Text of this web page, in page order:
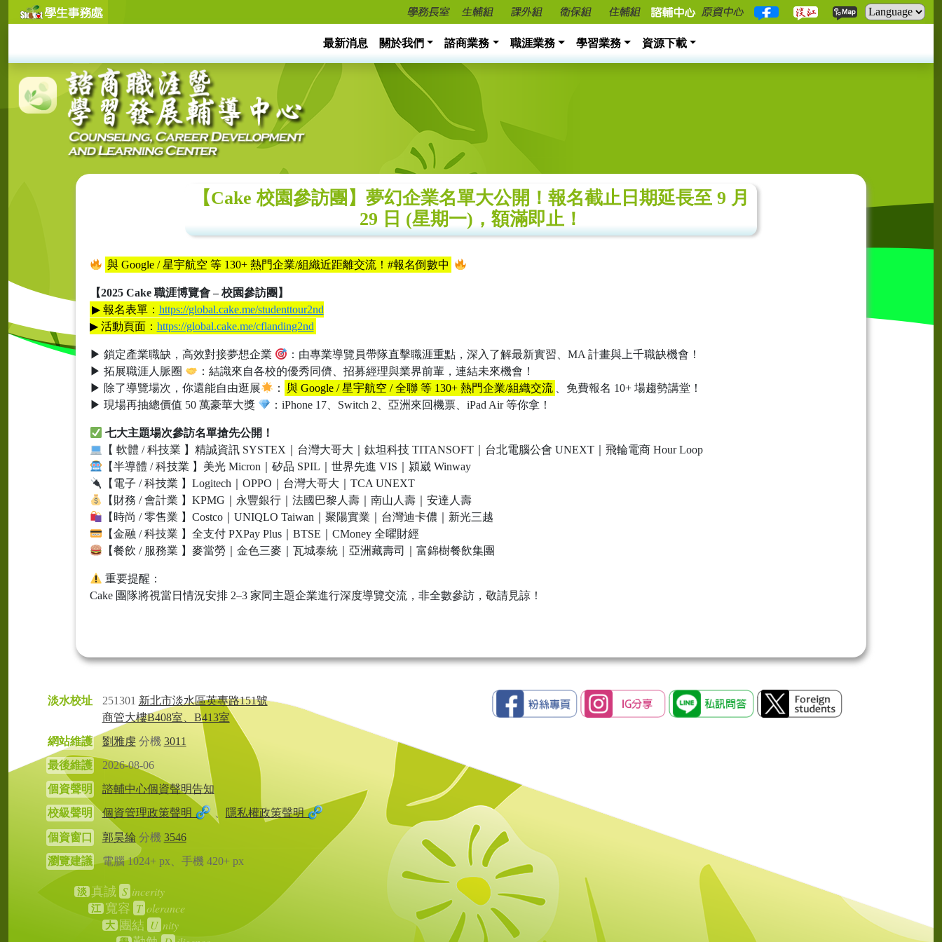
最新消息 關於我們 諮商業務 職涯業務 學習業務 資源下載
【Cake 校園參訪團】夢幻企業名單大公開！報名截止日期延長至 9 月
29 日 (星期一)，額滿即止！
與 Google / 星宇航空 等 130+ 熱門企業/組織近距離交流！#報名倒數中
【2025 Cake 職涯博覽會 – 校園參訪團】
▶︎ 報名表單： https://global.cake.me/studenttour2nd
▶︎ 活動頁面： https://global.cake.me/cflanding2nd
▶︎ 鎖定產業職缺，高效對接夢想企業
：由專業導覽員帶隊直擊職涯重點，深入了解最新實習、MA 計畫與上千職缺機會！
▶︎ 拓展職涯人脈圈
：結識來自各校的優秀同儕、招募經理與業界前輩，連結未來機會！
▶︎ 除了導覽場次，你還能自由逛展
： 與 Google / 星宇航空 / 全聯 等 130+ 熱門企業/組織交流
、免費報名 10+ 場趨勢講堂！
▶︎ 現場再抽總價值 50 萬豪華大獎
：iPhone 17、Switch 2、亞洲來回機票、iPad Air 等你拿！
七大主題場次參訪名單搶先公開！
【 軟體 / 科技業 】精誠資訊 SYSTEX｜台灣大哥大｜鈦坦科技 TITANSOFT｜台北電腦公會 UNEXT｜飛輪電商 Hour Loop
【半導體 / 科技業 】美光 Micron｜矽品 SPIL｜世界先進 VIS｜潁崴 Winway
【電子 / 科技業 】Logitech｜OPPO｜台灣大哥大｜TCA UNEXT
【財務 / 會計業 】KPMG｜永豐銀行｜法國巴黎人壽｜南山人壽｜安達人壽
【時尚 / 零售業 】Costco｜UNIQLO Taiwan｜聚陽實業｜台灣迪卡儂｜新光三越
【金融 / 科技業 】全支付 PXPay Plus｜BTSE｜CMoney 全曜財經
【餐飲 / 服務業 】麥當勞｜金色三麥｜瓦城泰統｜亞洲藏壽司｜富錦樹餐飲集團
重要提醒：
Cake 團隊將視當日情況安排 2–3 家同主題企業進行深度導覽交流，非全數參訪，敬請見諒！
淡水校址 251301 新北市淡水區英專路151號
商管大樓B408室、B413室
網站維護
劉雅虔分機 3011
最後維護
2026-08-06
個資聲明
諮輔中心個資聲明告知
校級聲明
個資管理政策聲明 、 隱私權政策聲明
個資窗口 郭昊綸 分機 3546
瀏覽建議
電腦 1024+ px、手機 420+ px
淡 真誠 S incerity
江 寬容 T olerance
大 團結 U nity